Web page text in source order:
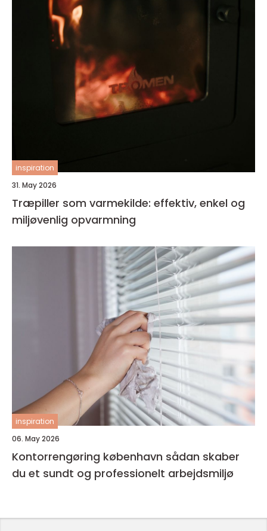
inspiration
31. May 2026
Træpiller som varmekilde: effektiv, enkel og
miljøvenlig opvarmning
inspiration
06. May 2026
Kontorrengøring københavn sådan skaber
du et sundt og professionelt arbejdsmiljø